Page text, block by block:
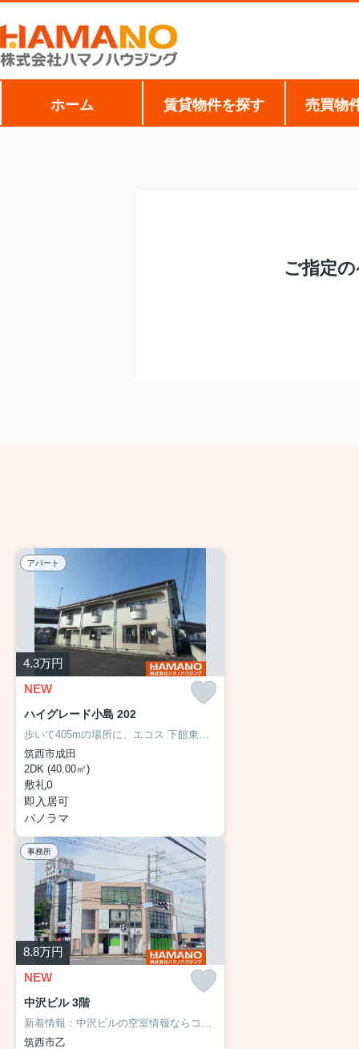
ホーム 賃貸物件を探す 売買物
ご指定
アパート
4.3万円
NEW
ハイグレード小島 202
歩いて405mの場所に、エコス 下館東店があります。洗面化粧台はコンセントや照明、大きな鏡などがついているので化粧や身支度を整える際に便利です。ベランダ付き物件ならガーデニングがお好きな方にも良いです。長年、地元で地域の住まいをご提供してきたハマノハウジング おうち探しのハマノハウジングは、水戸線下館前の不動産情報を豊富に取り揃え、お待ちしております(*^_^*)
筑西市成田
2DK (40.00㎡)
敷礼0
即入居可
パノラマ
事務所
8.8万円
NEW
中沢ビル 3階
新着情報：中沢ビルの空室情報ならコチラ♪周辺には、徒歩5分で利用できる駅があります♪初期費用として、礼金は2ヶ月分かかります(*´ω`*)
筑西市乙